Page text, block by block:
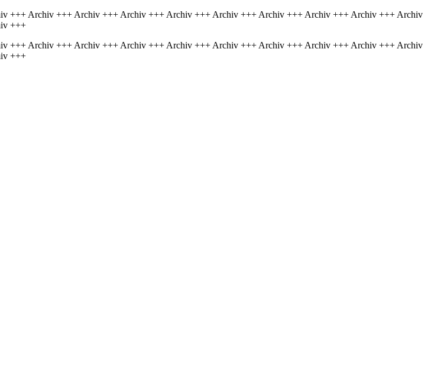
Archiv +++ Archiv +++ Archiv +++ Archiv +++ Archiv +++ Archiv +++ Archiv +++ Archiv +++ Archiv
+++
Archiv +++ Archiv +++ Archiv +++ Archiv +++ Archiv +++ Archiv +++ Archiv +++ Archiv +++ Archiv
+++